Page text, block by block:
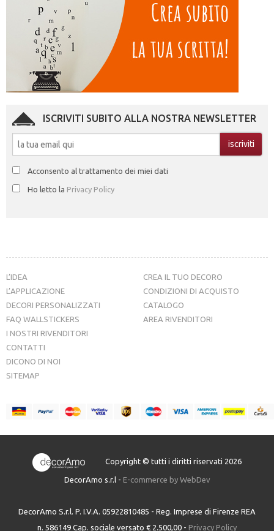
ISCRIVITI SUBITO ALLA NOSTRA NEWSLETTER
Acconsento al trattamento dei miei dati
Ho letto la Privacy Policy
L’IDEA
L’APPLICAZIONE
DECORI PERSONALIZZATI
FAQ WALLSTICKERS
CREA IL TUO DECORO
CONDIZIONI DI ACQUISTO
CATALOGO
AREA RIVENDITORI
I NOSTRI RIVENDITORI
CONTATTI
DICONO DI NOI
SITEMAP
Copyright © tutti i diritti riservati 2026
DecorAmo s.r.l - E-commerce by WebDev
DecorAmo S.r.l. P. I.V.A. 05922810485 - Reg. Imprese di Firenze REA
n. 586149 Cap. sociale versato € 2.500,00 - Privacy Policy